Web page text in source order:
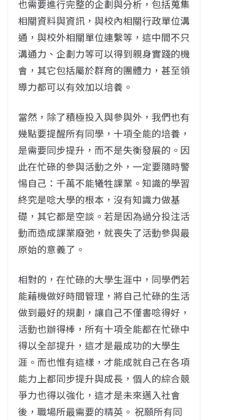
也需要進行完整的企劃與分析，包括蒐集
相關資料與資訊，與校內相關行政單位溝
通，與校外相關單位連繫等，這中間不只
溝通力、企劃力等可以得到親身實踐的機
會，其它包括屬於群育的團體力，甚至領
導力都可以有效加以培養。
當然，除了積極投入與參與外，我們也有
幾點要提醒所有同學，十項全能的培養，
是需要同步提升，而不是失衡發展的。因
此在忙碌的參與活動之外，一定要隨時警
惕自己：千萬不能犧牲課業。知識的學習
終究是唸大學的根本，沒有知識力做基
礎，其它都是空談。若是因為過分投注活
動而造成課業廢弛，就喪失了活動參與最
原始的意義了。
相對的，在忙碌的大學生涯中，同學們若
能藉機做好時間管理，將自己忙碌的生活
做到最好的規劃，讓自己不僅書唸得好，
活動也辦得棒，所有十項全能都在忙碌中
得以全部提升，這才是最成功的大學生
涯。而也惟有這樣，才能成就自己在各項
能力上都同步提升與成長，個人的綜合競
爭力也得以強化，這才是未來邁入社會
後，職場所最需要的精英。 祝願所有同